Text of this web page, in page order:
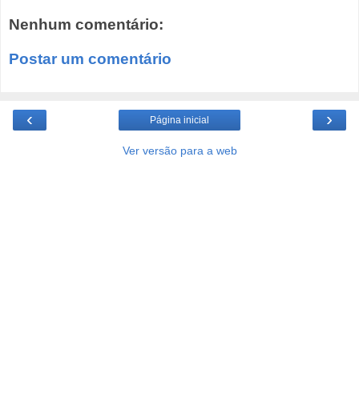
Nenhum comentário:
Postar um comentário
‹ ›
Página inicial
Ver versão para a web